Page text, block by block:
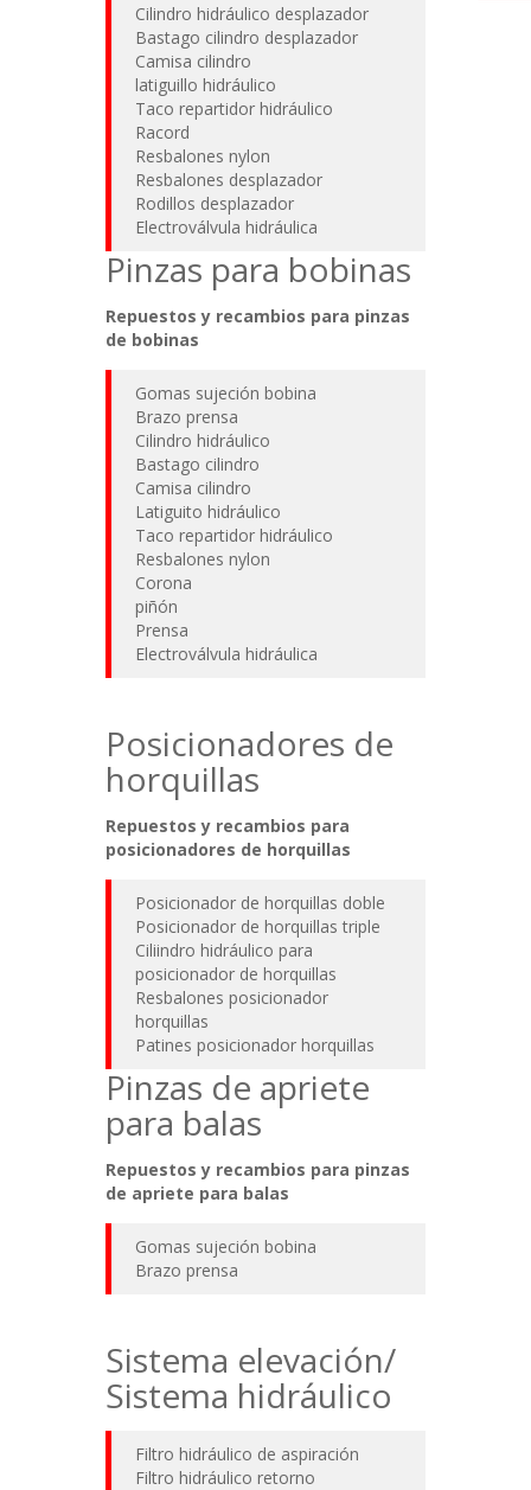
Cilindro hidráulico desplazador
Bastago cilindro desplazador
Camisa cilindro
latiguillo hidráulico
Taco repartidor hidráulico
Racord
Resbalones nylon
Resbalones desplazador
Rodillos desplazador
Electroválvula hidráulica
Pinzas para bobinas
Repuestos y recambios para pinzas
de bobinas
Gomas sujeción bobina
Brazo prensa
Cilindro hidráulico
Bastago cilindro
Camisa cilindro
Latiguito hidráulico
Taco repartidor hidráulico
Resbalones nylon
Corona
piñón
Prensa
Electroválvula hidráulica
Posicionadores de
horquillas
Repuestos y recambios para
posicionadores de horquillas
Posicionador de horquillas doble
Posicionador de horquillas triple
Ciliindro hidráulico para
posicionador de horquillas
Resbalones posicionador
horquillas
Patines posicionador horquillas
Pinzas de apriete
para balas
Repuestos y recambios para pinzas
de apriete para balas
Gomas sujeción bobina
Brazo prensa
Sistema elevación/
Sistema hidráulico
Filtro hidráulico de aspiración
Filtro hidráulico retorno